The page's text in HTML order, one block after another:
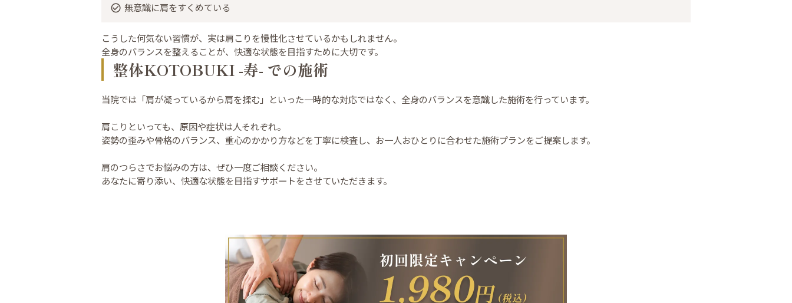
無意識に肩をすくめている
こうした何気ない習慣が、実は肩こりを慢性化させているかもしれません。
全身のバランスを整えることが、快適な状態を目指すために大切です。
整体KOTOBUKI -寿- での施術
当院では「肩が凝っているから肩を揉む」といった一時的な対応ではなく、全身のバランスを意識した施術を行っています。
肩こりといっても、原因や症状は人それぞれ。
姿勢の歪みや骨格のバランス、重心のかかり方などを丁寧に検査し、お一人おひとりに合わせた施術プランをご提案します。
肩のつらさでお悩みの方は、ぜひ一度ご相談ください。
あなたに寄り添い、快適な状態を目指すサポートをさせていただきます。